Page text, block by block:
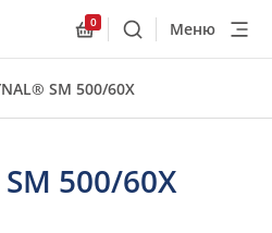
0
ПоискМеню
SM 500/60X
500/60X